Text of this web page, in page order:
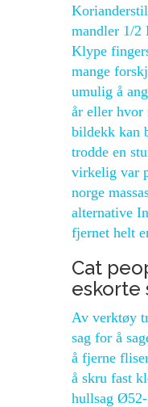
mandler 1/2
Klype
mange
umulig å
år eller hvor
bildekk kan
trodde en
virkelig var
norge
alternative
fjernet helt
Cat
eskorte
Av verktøy
sag for å
å fjerne
å skru fast
hullsag